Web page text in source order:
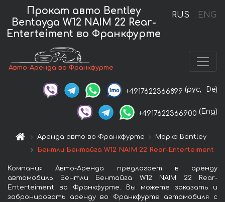
RUS ENG
Прокат авто Bentley
Bentayga W12 NAIM 22 Rear-
Enterteiment во Франкфурте
Авто-Аренда во Франкфурте
+4917622366899 (рус, De)
+4917622366900 (Eng)
Аренда авто во Франкфурте
Марка Bentley
Бентли Бентайга W12 NAIM 22 Rear-Enterteiment
Компания Авто-Аренда предлагает в аренду
автомобиль Бентли Бентайга W12 NAIM 22 Rear-
Enterteiment во Франкфурте. Вы можете заказать и
забронировать аренду во Франкфурте автомобиля с